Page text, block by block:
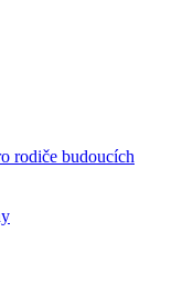
rodiče budoucích